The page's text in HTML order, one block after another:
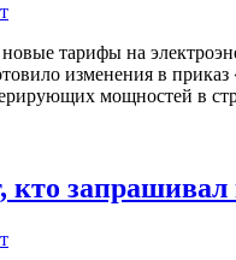
тарифы на
изменения в
мощностей в
кто